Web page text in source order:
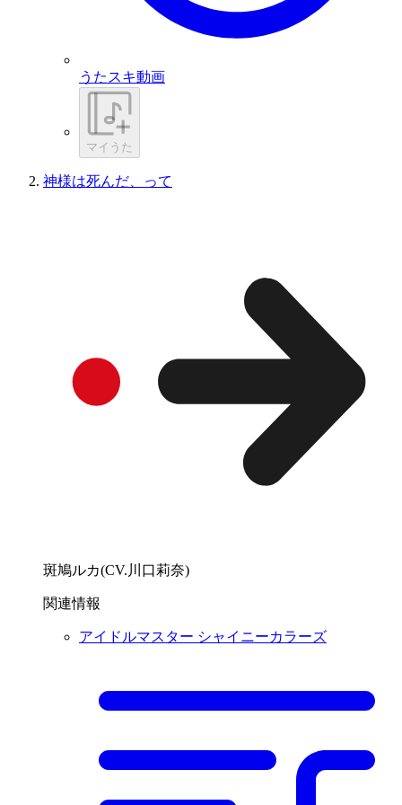
うたスキ動画
マイうた
神様は死んだ、って
斑鳩ルカ(CV.川口莉奈)
関連情報
アイドルマスター シャイニーカラーズ